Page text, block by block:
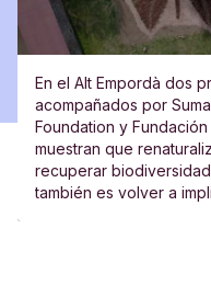
En el Alt Empordà dos
acompañados por
Foundation y
muestran que
recuperar
también es volver a